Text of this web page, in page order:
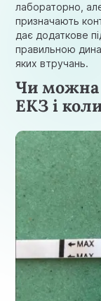
лабораторно,
призначають
дає додаткове
правильною
яких втручань.
Чи можна
ЕКЗ і